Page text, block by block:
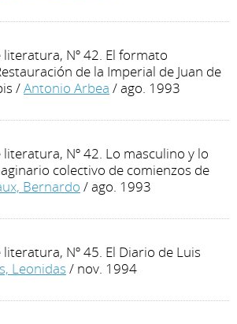
literatura, Nº 42. El formato
de la Imperial de Juan de
/Antonio Arbea / ago. 1993
literatura, Nº 42. Lo masculino y lo
colectivo de comienzos de
Bernardo / ago. 1993
literatura, Nº 45. El Diario de Luis
Leonidas / nov. 1994